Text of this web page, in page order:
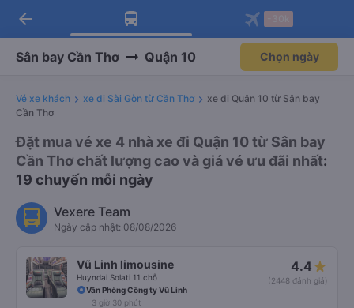
Tải app Vexere ngay!
Nhận ưu đãi thành viên độc
Mở app
Tải app Vexere
-30k/ghế khi đặt vé máy bay qua
Mở app
arrow_back
Sân bay Cần Thơ Quận 10 Chọn ngày
Vé xe khách xe đi Sài Gòn từ Cần Thơ
xe đi Quận 10 từ Sân bay
Cần Thơ
Đặt mua vé xe 4 nhà xe đi Quận 10 từ Sân bay
Cần Thơ chất lượng cao và giá vé ưu đãi nhất:
19 chuyến mỗi ngày
Vexere Team
Ngày cập nhật: 08/08/2026
Vũ Linh limousine
Huyndai Solati 11 chỗ
4.4
(2448 đánh giá)
Văn Phòng Công ty Vũ Linh
3 giờ 30 phút